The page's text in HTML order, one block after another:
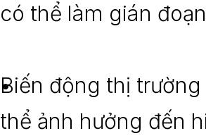
có thể làm gián
Biến động thị
thể ảnh hưởng đến